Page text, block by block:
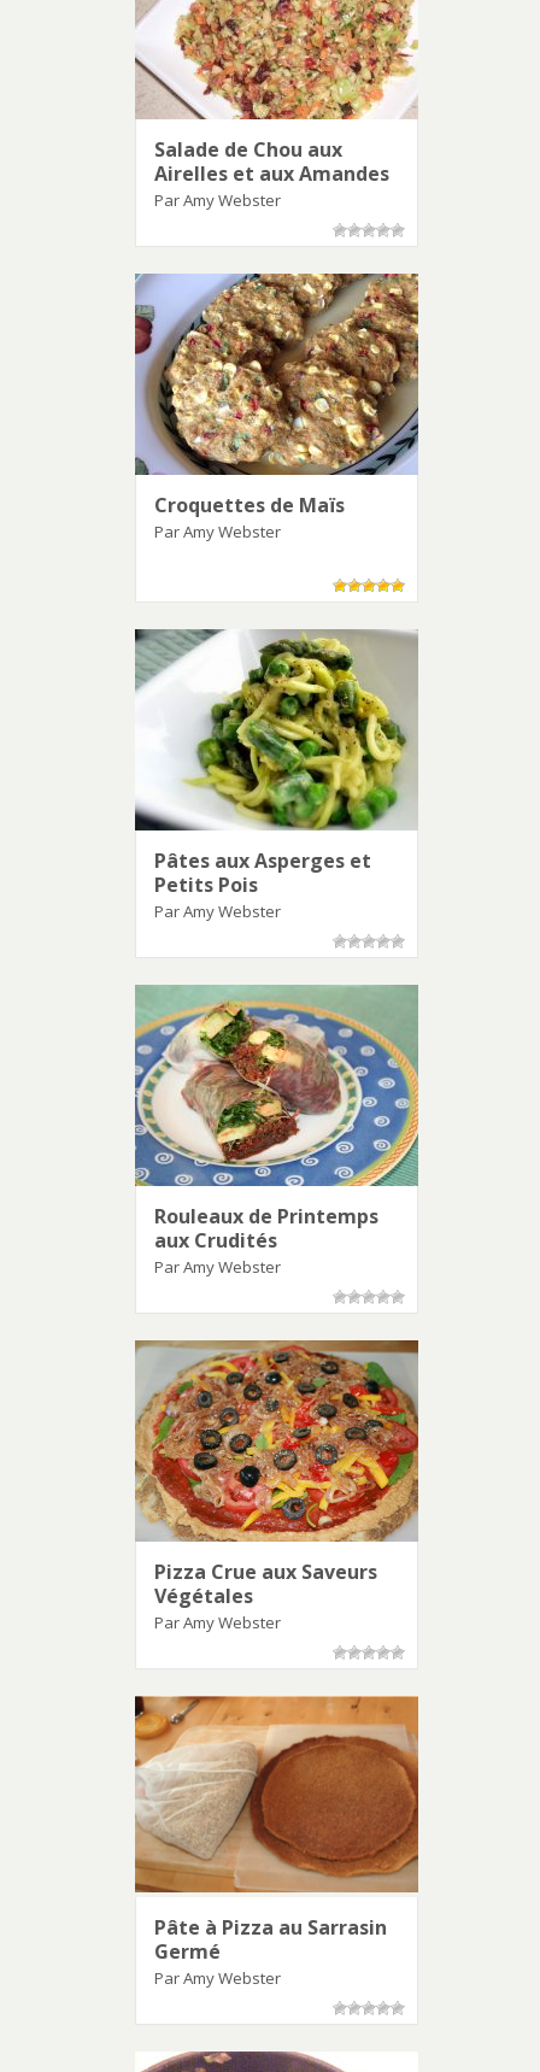
Salade de Chou aux
Airelles et aux Amandes
Par Amy Webster
Croquettes de Maïs
Par Amy Webster
Pâtes aux Asperges et
Petits Pois
Par Amy Webster
Rouleaux de Printemps
aux Crudités
Par Amy Webster
Pizza Crue aux Saveurs
Végétales
Par Amy Webster
Pâte à Pizza au Sarrasin
Germé
Par Amy Webster